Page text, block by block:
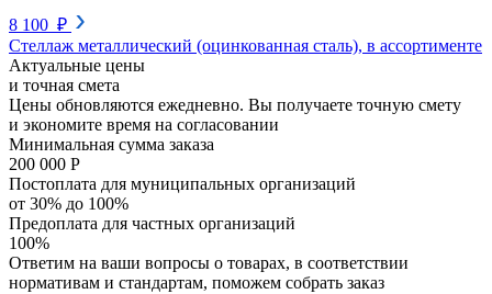
8 100 ₽
Стеллаж металлический (оцинкованная сталь), в ассортименте
Актуальные цены
и точная смета
Цены обновляются ежедневно. Вы получаете точную смету
и экономите время на согласовании
Минимальная сумма заказа
200 000 Р
Постоплата для муниципальных организаций
от 30% до 100%
Предоплата для частных организаций
100%
Ответим на ваши вопросы о товарах, в соответствии
нормативам и стандартам, поможем собрать заказ